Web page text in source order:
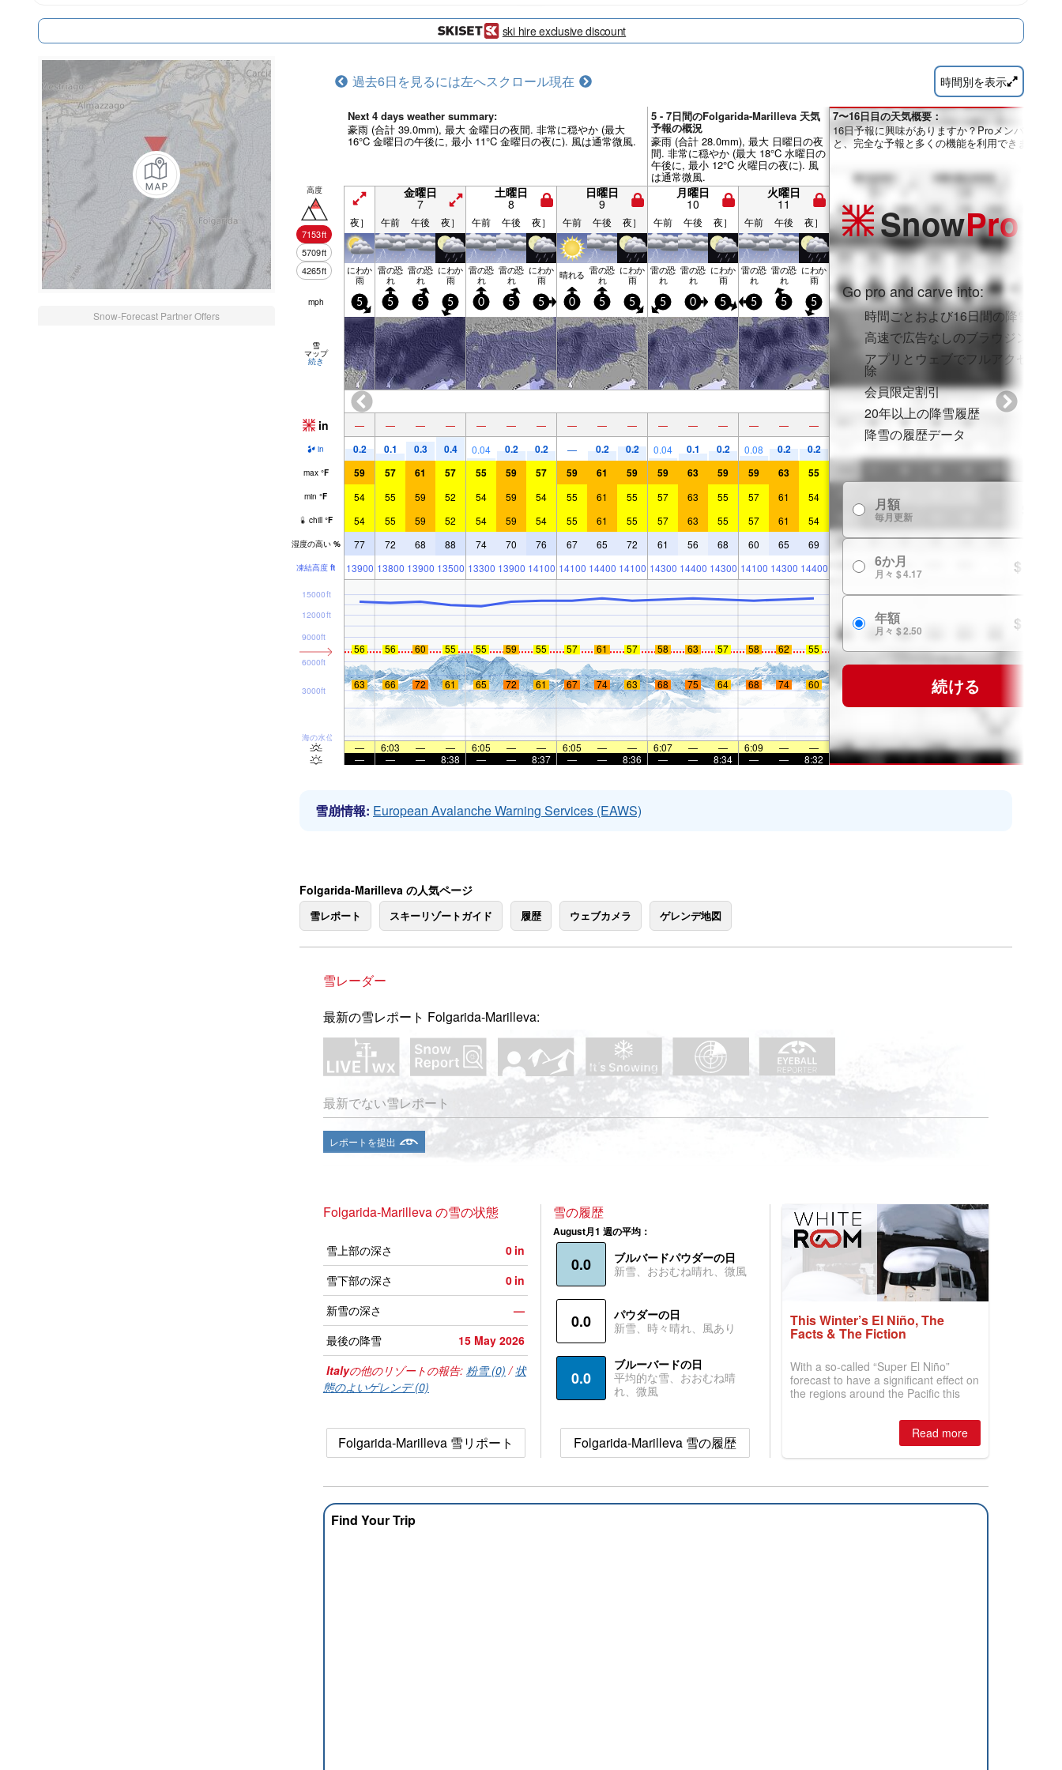
ski hire exclusive discount
Snow-Forecast Partner Offers
過去6日を見るには左へスクロール現在 時間別を表示
Next 4 days weather summary:
豪雨 (合計 39.0mm), 最大 金曜日の夜間. 非常に穏やか (最大
16°C 金曜日の午後に, 最小 11°C 金曜日の夜に). 風は通常微風.
5 - 7日間のFolgarida-Marilleva 天気
予報の概況
豪雨 (合計 28.0mm), 最大 日曜日の夜
間. 非常に穏やか (最大 18°C 水曜日の
午後に, 最小 12°C 火曜日の夜に). 風
は通常微風.
高度
7153ft
5709ft
4265ft
金曜日
7
土曜日
8
日曜日
9
月曜日
10
火曜日
11
夜］ 午前 午後 夜］ 午前 午後 夜］ 午前 午後 夜］ 午前 午後 夜］ 午前 午後 夜］
にわか
雨
雷の恐
れ
雷の恐
れ
にわか
雨
雷の恐
れ
雷の恐
れ
にわか
雨 晴れる 雷の恐
れ
にわか
雨
雷の恐
れ
雷の恐
れ
にわか
雨
雷の恐
れ
雷の恐
れ
にわか
雨
mph 5 5 5 5 0 5 5 0 5 5 5 0 5 5 5 5
雪
マップ
続き
in — — — — — — — — — — — — — — — —
in 0.2 0.1 0.3 0.4 0.04 0.2 0.2 — 0.2 0.2 0.04 0.1 0.2 0.08 0.2 0.2
max °F 59 57 61 57 55 59 57 59 61 59 59 63 59 59 63 55
min °F 54 55 59 52 54 59 54 55 61 55 57 63 55 57 61 54
chill °F 54 55 59 52 54 59 54 55 61 55 57 63 55 57 61 54
湿度の高い % 77 72 68 88 74 70 76 67 65 72 61 56 68 60 65 69
凍結高度 ft 13900 13800 13900 13500 13300 13900 14100 14100 14400 14100 14300 14400 14300 14100 14300 14400
海の水位
3000ft
6000ft
9000ft
12000ft
15000ft
56 56 60 55 55 59 55 57 61 57 58 63 57 58 62 55
63 66 72 61 65 72 61 67 74 63 68 75 64 68 74 60
— 6:03 — — 6:05 — — 6:05 — — 6:07 — — 6:09 —
—
—
— — 8:38 — — 8:37 — — 8:36 — — 8:34 — — 8:32
7〜16日目の天気概要：
16日予報に興味がありますか？Proメンバーにな
と、完全な予報と多くの機能を利用できます。
SnowPro
Go pro and carve into:
時間ごとおよび16日間の降雪予報
高速で広告なしのブラウジング
アプリとウェブでフルアクセスを
除
会員限定割引
20年以上の降雪履歴
降雪の履歴データ
月額
毎月更新
6か月
月々 $ 4.17 $ 24.99
年額
月々 $ 2.50 $ 29.99
続ける
雪崩情報: European Avalanche Warning Services (EAWS)
Folgarida-Marilleva の人気ページ
雪レポート スキーリゾートガイド 履歴 ウェブカメラ ゲレンデ地図
雪レーダー
最新の雪レポート Folgarida-Marilleva:
最新でない雪レポート
レポートを提出
Folgarida-Marilleva の雪の状態
雪上部の深さ 0 in
雪下部の深さ
0 in
新雪の深さ
—
最後の降雪
15 May 2026
Italyの他のリゾートの報告: 粉雪 (0) /状
態のよいゲレンデ (0)
Folgarida-Marilleva 雪リポート
雪の履歴
August月1 週の平均：
0.0
ブルバードパウダーの日
新雪、おおむね晴れ、微風
0.0
パウダーの日
新雪、時々晴れ、風あり
0.0
ブルーバードの日
平均的な雪、おおむね晴
れ、微風
Folgarida-Marilleva 雪の履歴
This Winter’s El Niño, The
Facts & The Fiction
With a so-called “Super El Niño”
forecast to have a significant effect on
the regions around the Pacific this
is simple: book now or wait, and
where are the best odds?Read more
Find Your Trip